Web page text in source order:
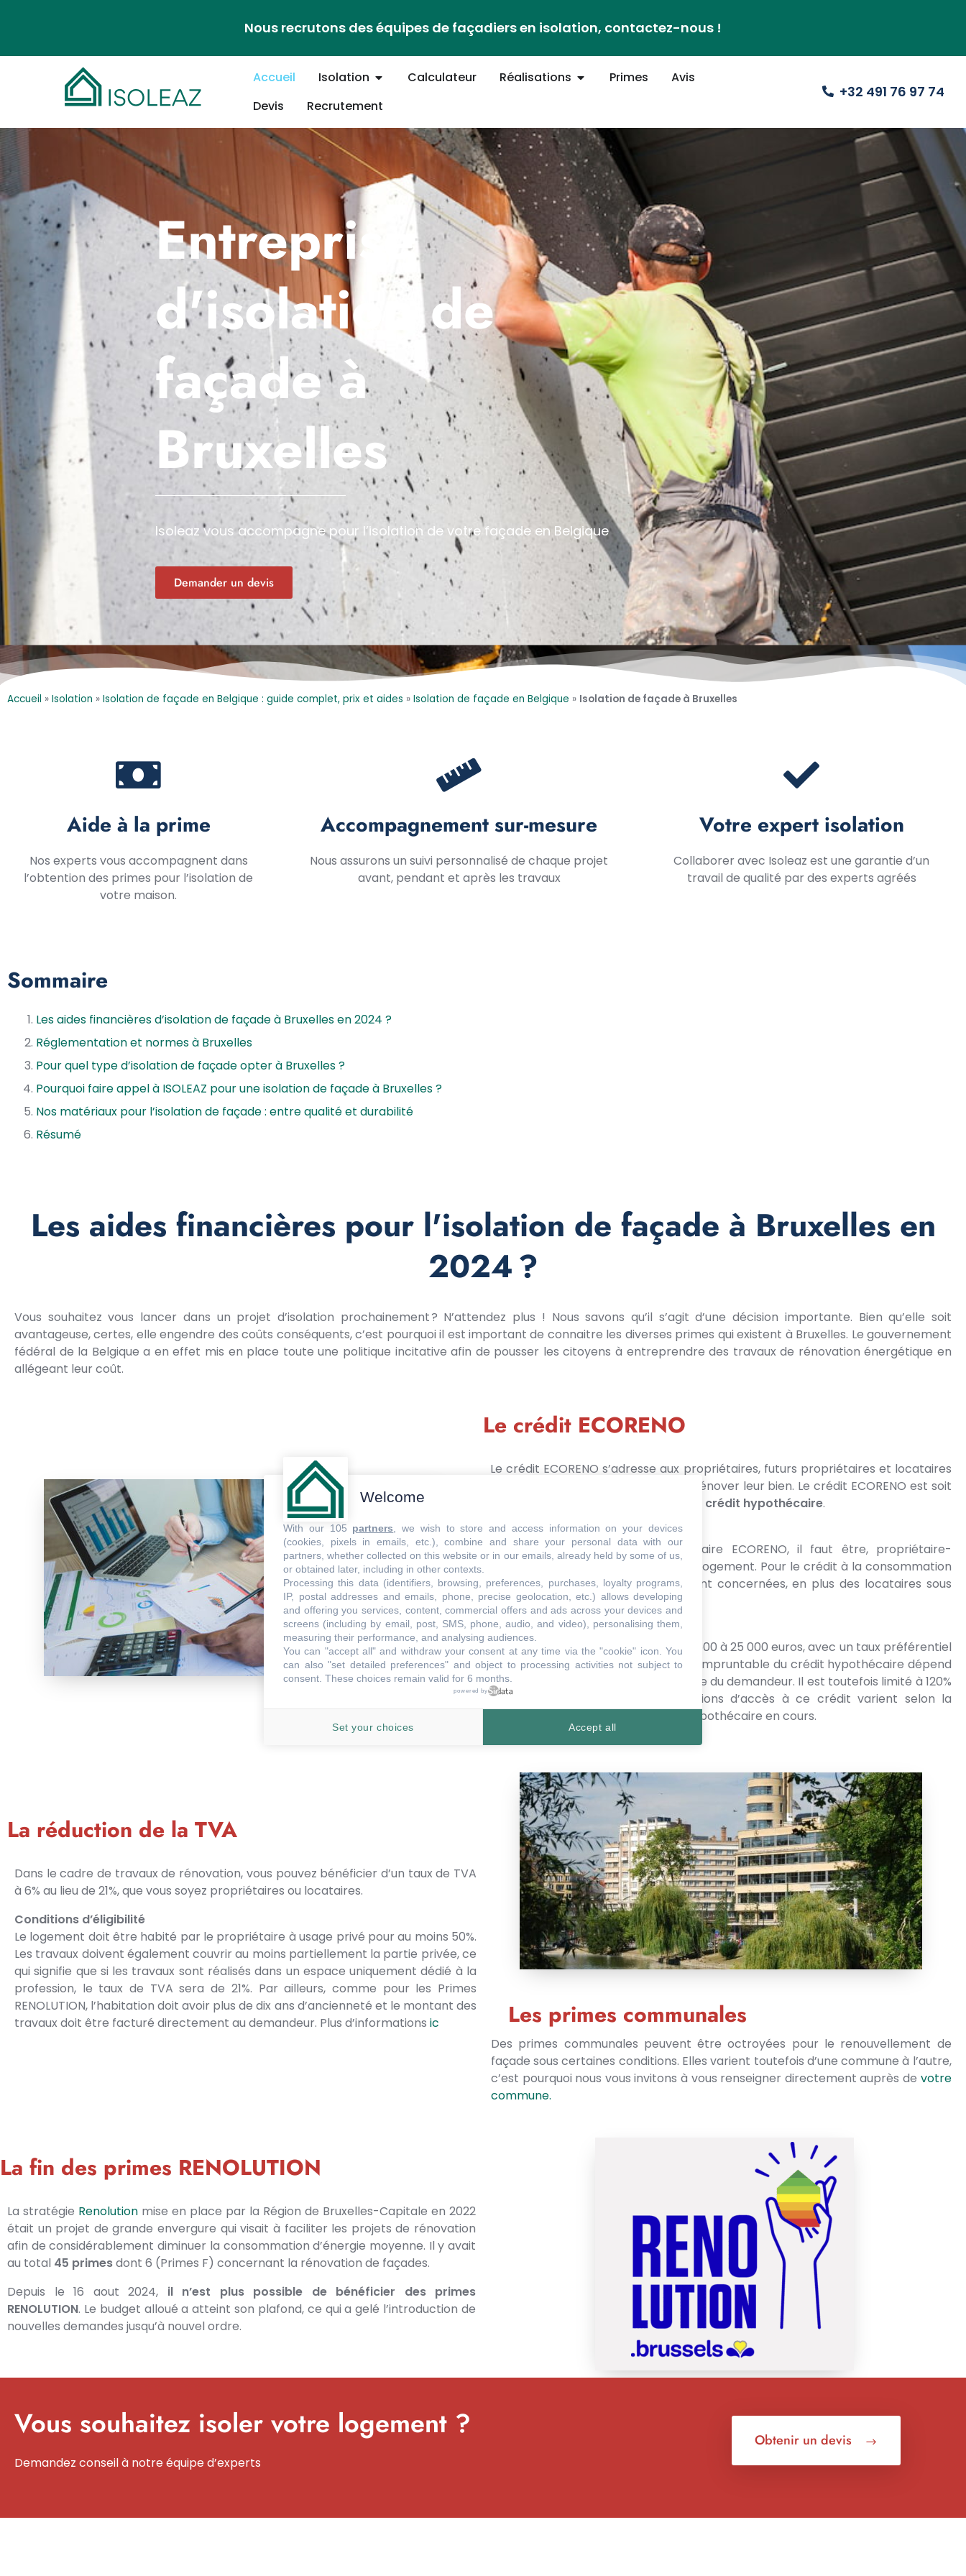
Nous recrutons des équipes de façadiers en isolation, contactez-nous !
Accueil Isolation Calculateur Réalisations Primes
Avis
Devis
Recrutement
+32 491 76 97 74
Entreprise
d'isolation de
façade à
Bruxelles
Isoleaz vous accompagne pour l’isolation de votre façade en Belgique
Demander un devis
Accueil » Isolation » Isolation de façade en Belgique : guide complet, prix et aides » Isolation de façade en Belgique » Isolation de façade à Bruxelles
Aide à la prime
Nos experts vous accompagnent dans
l’obtention des primes pour l’isolation de
votre maison.
Accompagnement sur-mesure
Nous assurons un suivi personnalisé de chaque projet
avant, pendant et après les travaux
Votre expert isolation
Collaborer avec Isoleaz est une garantie d’un
travail de qualité par des experts agréés
Sommaire
Les aides financières d’isolation de façade à Bruxelles en 2024 ?
Réglementation et normes à Bruxelles
Pour quel type d’isolation de façade opter à Bruxelles ?
Pourquoi faire appel à ISOLEAZ pour une isolation de façade à Bruxelles ?
Nos matériaux pour l’isolation de façade : entre qualité et durabilité
Résumé
Les aides financières pour l'isolation de façade à Bruxelles en
2024 ?
Vous souhaitez vous lancer dans un projet d’isolation prochainement ? N’attendez plus ! Nous savons qu’il s’agit d’une décision importante. Bien qu’elle soit
avantageuse, certes, elle engendre des coûts conséquents, c’est pourquoi il est important de connaitre les diverses primes qui existent à Bruxelles. Le gouvernement
fédéral de la Belgique a en effet mis en place toute une politique incitative afin de pousser les citoyens à entreprendre des travaux de rénovation énergétique en
allégeant leur coût.
Le crédit ECORENO
Le crédit ECORENO s’adresse aux propriétaires, futurs propriétaires et locataires
résidents à Bruxelles qui souhaitent rénover leur bien. Le crédit ECORENO est soit
crédit hypothécaire.
Conditions d’éligibilité
Pour bénéficier du crédit hypotécaire ECORENO, il faut être, propriétaire-
occupant, ou futur propriétaire d’un logement. Pour le crédit à la consommation
ECORENO, les mêmes personnes sont concernées, en plus des locataires sous
certaines conditions.
Montant de la Prime
Le crédit à la consommation va de 1 500 à 25 000 euros, avec un taux préférentiel
situé entre 1,5% et 2,5%. Le montant empruntable du crédit hypothécaire dépend
en revanche de la capacité financière du demandeur. Il est toutefois limité à 120%
de la valeur du bien, et les conditions d’accès à ce crédit varient selon la
présence ou non d’un autre crédit hypothécaire en cours.
La réduction de la TVA
Dans le cadre de travaux de rénovation, vous pouvez bénéficier d’un taux de TVA
à 6% au lieu de 21%, que vous soyez propriétaires ou locataires.
Conditions d’éligibilité
Le logement doit être habité par le propriétaire à usage privé pour au moins 50%.
Les travaux doivent également couvrir au moins partiellement la partie privée, ce
qui signifie que si les travaux sont réalisés dans un espace uniquement dédié à la
profession, le taux de TVA sera de 21%. Par ailleurs, comme pour les Primes
RENOLUTION, l’habitation doit avoir plus de dix ans d’ancienneté et le montant des
travaux doit être facturé directement au demandeur. Plus d’informations ic Les primes communales
Des primes communales peuvent être octroyées pour le renouvellement de
façade sous certaines conditions. Elles varient toutefois d’une commune à l’autre,
c’est pourquoi nous vous invitons à vous renseigner directement auprès de votre
commune.
La fin des primes RENOLUTION
La stratégie Renolution mise en place par la Région de Bruxelles-Capitale en 2022
était un projet de grande envergure qui visait à faciliter les projets de rénovation
afin de considérablement diminuer la consommation d’énergie moyenne. Il y avait
au total 45 primesdont 6 (Primes F) concernant la rénovation de façades.
Depuis le 16 aout 2024, il n’est plus possible de bénéficier des primes
RENOLUTION. Le budget alloué a atteint son plafond, ce qui a gelé l’introduction de
nouvelles demandes jusqu’à nouvel ordre.
Vous souhaitez isoler votre logement ?
Demandez conseil à notre équipe d’experts
Obtenir un devis
Welcome
With our 105 partners , we wish to store and access information on your devices
(cookies, pixels in emails, etc.), combine and share your personal data with our
partners, whether collected on this website or in our emails, already held by some of us,
or obtained later, including in other contexts.
Processing this data (identifiers, browsing, preferences, purchases, loyalty programs,
IP, postal addresses and emails, phone, precise geolocation, etc.) allows developing
and offering you services, content, commercial offers and ads across your devices and
screens (including by email, post, SMS, phone, audio, and video), personalising them,
measuring their performance, and analysing audiences.
You can "accept all" and withdraw your consent at any time via the "cookie" icon . You
can also "set detailed preferences" and object to processing activities not subject to
consent. These choices remain valid for 6 months.
powered by
Set your choices Accept all